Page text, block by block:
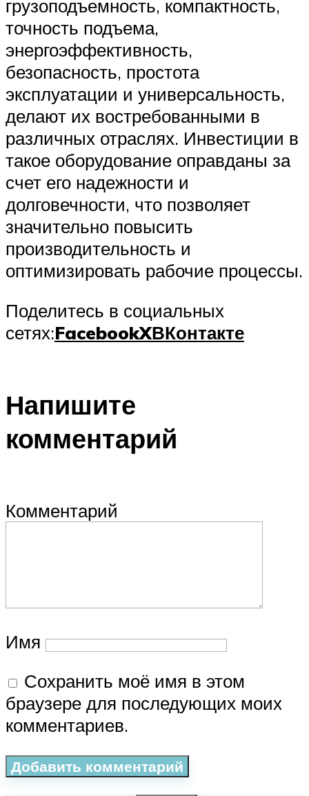
грузоподъемность, компактность,
точность подъема,
энергоэффективность,
безопасность, простота
эксплуатации и универсальность,
делают их востребованными в
различных отраслях. Инвестиции в
такое оборудование оправданы за
счет его надежности и
долговечности, что позволяет
значительно повысить
производительность и
оптимизировать рабочие процессы.
Поделитесь в социальных
сетях:FacebookXВКонтакте
Напишите
комментарий
Комментарий
Имя
Сохранить моё имя в этом
браузере для последующих моих
комментариев.